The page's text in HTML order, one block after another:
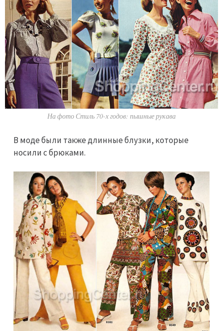
На фото Стиль 70-х годов: пышные рукава
В моде были также длинные блузки, которые
носили с брюками.